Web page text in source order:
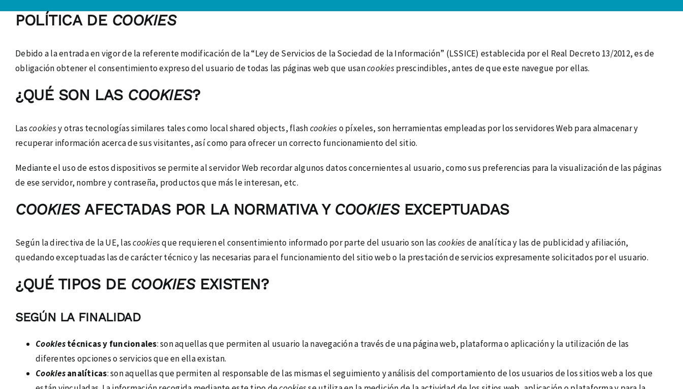
POLÍTICA DE COOKIES
Debido a la entrada en vigor de la referente modificación de la “Ley de Servicios de la Sociedad de la Información” (LSSICE) establecida por el Real Decreto 13/2012, es de
obligación obtener el consentimiento expreso del usuario de todas las páginas web que usancookiesprescindibles, antes de que este navegue por ellas.
¿QUÉ SON LAS COOKIES?
Lascookiesy otras tecnologías similares tales como local shared objects, flashcookieso píxeles, son herramientas empleadas por los servidores Web para almacenar y
recuperar información acerca de sus visitantes, así como para ofrecer un correcto funcionamiento del sitio.
Mediante el uso de estos dispositivos se permite al servidor Web recordar algunos datos concernientes al usuario, como sus preferencias para la visualización de las páginas
de ese servidor, nombre y contraseña, productos que más le interesan, etc.
COOKIESAFECTADAS POR LA NORMATIVA Y COOKIES EXCEPTUADAS
Según la directiva de la UE, lascookiesque requieren el consentimiento informado por parte del usuario son las cookiesde analítica y las de publicidad y afiliación,
quedando exceptuadas las de carácter técnico y las necesarias para el funcionamiento del sitio web o la prestación de servicios expresamente solicitados por el usuario.
¿QUÉ TIPOS DE COOKIES EXISTEN?
SEGÚN LA FINALIDAD
Cookiestécnicas y funcionales: son aquellas que permiten al usuario la navegación a través de una página web, plataforma o aplicación y la utilización de las
diferentes opciones o servicios que en ella existan.
Cookiesanalíticas: son aquellas que permiten al responsable de las mismas el seguimiento y análisis del comportamiento de los usuarios de los sitios web a los que